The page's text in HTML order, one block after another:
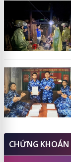
CHỨNG